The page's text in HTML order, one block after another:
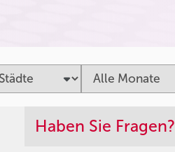
Haben Sie Fragen?